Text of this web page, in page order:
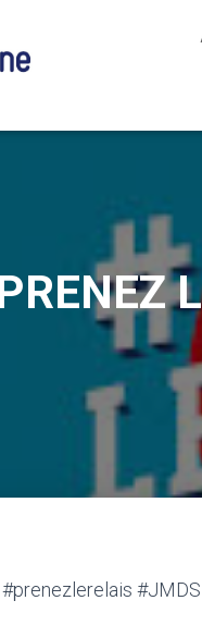
#JMDS